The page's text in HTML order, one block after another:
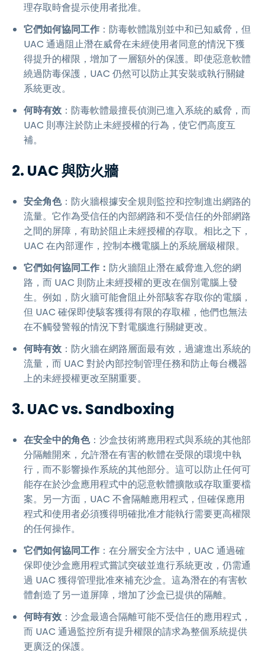
理存取時會提示使用者批准。
它們如何協同工作 ：防毒軟體識別並中和已知威脅，但
UAC 通過阻止潛在威脅在未經使用者同意的情況下獲
得提升的權限，增加了一層額外的保護。即使惡意軟體
繞過防毒保護，UAC 仍然可以防止其安裝或執行關鍵
系統更改。
何時有效：防毒軟體最擅長偵測已進入系統的威脅，而
UAC 則專注於防止未經授權的行為，使它們高度互
補。
2. UAC 與防火牆
安全角色：防火牆根據安全規則監控和控制進出網路的
流量。它作為受信任的內部網路和不受信任的外部網路
之間的屏障，有助於阻止未經授權的存取。相比之下，
UAC 在內部運作，控制本機電腦上的系統層級權限。
它們如何協同工作： 防火牆阻止潛在威脅進入您的網
路，而 UAC 則防止未經授權的更改在個別電腦上發
生。例如，防火牆可能會阻止外部駭客存取你的電腦，
但 UAC 確保即使駭客獲得有限的存取權，他們也無法
在不觸發警報的情況下對電腦進行關鍵更改。
何時有效：防火牆在網路層面最有效，過濾進出系統的
流量，而 UAC 對於內部控制管理任務和防止每台機器
上的未經授權更改至關重要。
3. UAC vs. Sandboxing
在安全中的角色：沙盒技術將應用程式與系統的其他部
分隔離開來，允許潛在有害的軟體在受限的環境中執
行，而不影響操作系統的其他部分。這可以防止任何可
能存在於沙盒應用程式中的惡意軟體擴散或存取重要檔
案。另一方面，UAC 不會隔離應用程式，但確保應用
程式和使用者必須獲得明確批准才能執行需要更高權限
的任何操作。
它們如何協同工作 ：在分層安全方法中，UAC 通過確
保即使沙盒應用程式嘗試突破並進行系統更改，仍需通
過 UAC 獲得管理批准來補充沙盒。這為潛在的有害軟
體創造了另一道屏障，增加了沙盒已提供的隔離。
何時有效：沙盒最適合隔離可能不受信任的應用程式，
而 UAC 通過監控所有提升權限的請求為整個系統提供
更廣泛的保護。